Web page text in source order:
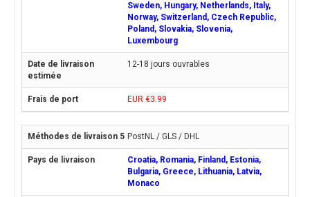
Sweden, Hungary, Netherlands, Italy,
Norway, Switzerland, Czech Republic,
Poland, Slovakia, Slovenia,
Luxembourg
12-18 jours ouvrables
EUR €3.99
PostNL / GLS / DHL
Croatia, Romania, Finland, Estonia,
Bulgaria, Greece, Lithuania, Latvia,
Monaco